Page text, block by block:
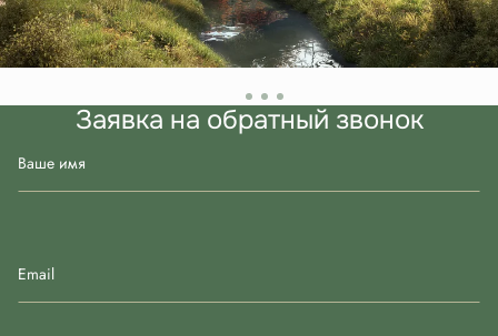
Заявка на обратный звонок
Ваше имя
Email